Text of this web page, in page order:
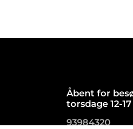
Åbent for
torsdage 12-17
93984320